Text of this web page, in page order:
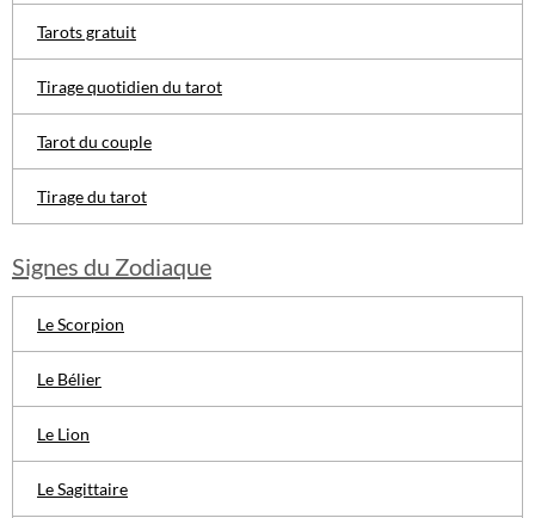
Tarots gratuit
Tirage quotidien du tarot
Tarot du couple
Tirage du tarot
Signes du Zodiaque
Le Scorpion
Le Bélier
Le Lion
Le Sagittaire